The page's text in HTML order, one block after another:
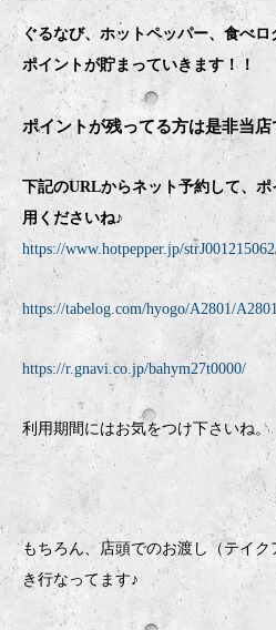
ぐるなび、ホットペッパー、食べ
ポイントが貯まっていきます！！
ポイントが残ってる方は是非当店
下記のURLからネット予約して、
用くださいね♪
https://www.hotpepper.jp/
https://tabelog.com/hyogo/A2801/
https://r.gnavi.co.jp/bahym27t0000/
利用期間にはお気をつけ下さいね。
もちろん、店頭でのお渡し（テイク
き行なってます♪